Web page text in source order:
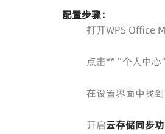
配置步骤：
打开WPS Office
点击**“个人中心
在设置界面中找
开启云存储同步